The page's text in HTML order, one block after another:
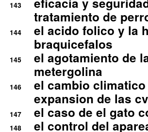
143
tratamiento de
144
el acido folico y la
braquicefalos
145
el agotamiento de
metergolina
146
el cambio
expansion de las
147 el caso de el gato
148 el control del